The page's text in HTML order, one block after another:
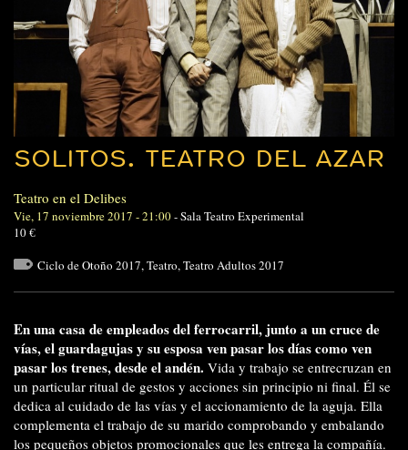
SOLITOS. TEATRO DEL AZAR
Teatro en el Delibes
Vie, 17 noviembre 2017 - 21:00-Sala Teatro Experimental
10 €
Ciclo de Otoño 2017,Teatro,Teatro Adultos 2017
En una casa de empleados del ferrocarril, junto a un cruce de
vías, el guardagujas y su esposa ven pasar los días como ven
pasar los trenes, desde el andén. Vida y trabajo se entrecruzan en
un particular ritual de gestos y acciones sin principio ni final. Él se
dedica al cuidado de las vías y el accionamiento de la aguja. Ella
complementa el trabajo de su marido comprobando y embalando
los pequeños objetos promocionales que les entrega la compañía.